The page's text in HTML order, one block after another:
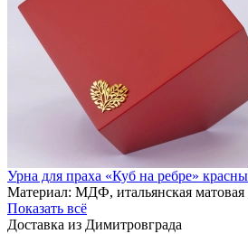
Урна для праха «Куб на ребре»
Материал: МДФ, итальянская матовая
Показать всё
Доставка из Димитровграда